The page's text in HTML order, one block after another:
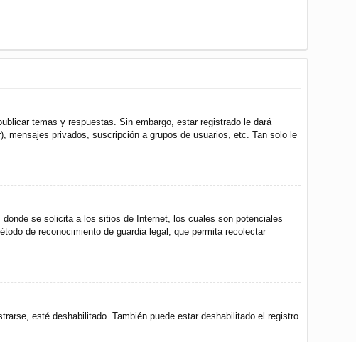
temas y respuestas. Sin embargo, estar registrado le dará
mensajes privados, suscripción a grupos de usuarios, etc. Tan solo le
se solicita a los sitios de Internet, los cuales son potenciales
de reconocimiento de guardia legal, que permita recolectar
esté deshabilitado. También puede estar deshabilitado el registro